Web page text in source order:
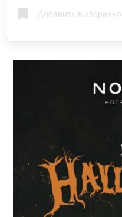
Добавить в